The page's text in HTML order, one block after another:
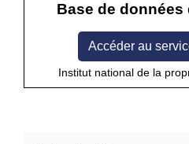
Base de données
Accéder au
Institut national de la